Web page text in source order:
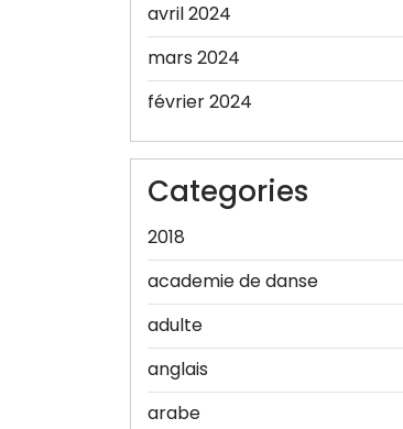
avril 2024
mars 2024
février 2024
Categories
2018
academie de danse
adulte
anglais
arabe